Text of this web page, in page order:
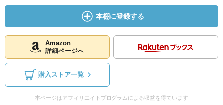
本棚に登録する
Amazon
詳細ページへ
購入ストア一覧
本ページはアフィリエイトプログラムによる収益を得ています